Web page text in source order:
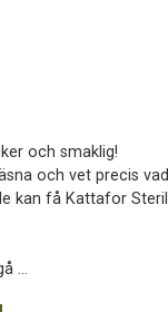
och smaklig!
och vet precis
kan få Kattafor
...